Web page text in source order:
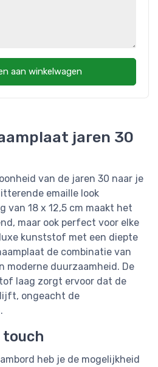
jaren 30
van de jaren 30 naar je
emaille look
van 18 x 12,5 cm maakt het
maar ook perfect voor elke
kunststof met een diepte
de combinatie van
moderne duurzaamheid. De
laag zorgt ervoor dat de
ongeacht de
touch
heb je de mogelijkheid
aan winkelwagen